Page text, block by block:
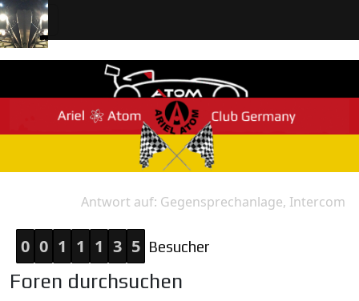
Antwort auf: Gegensprechanlage, Intercom
0 0 1 1 1 3 5 Besucher
Foren durchsuchen